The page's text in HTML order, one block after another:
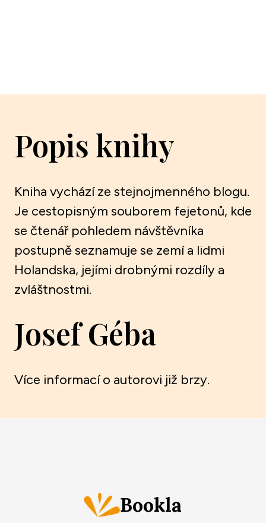
Popis knihy
Kniha vychází ze stejnojmenného blogu.
Je cestopisným souborem fejetonů, kde
se čtenář pohledem návštěvníka
postupně seznamuje se zemí a lidmi
Holandska, jejími drobnými rozdíly a
zvláštnostmi.
Josef Géba
Více informací o autorovi již brzy.
Bookla